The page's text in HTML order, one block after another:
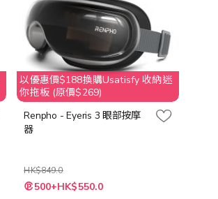
以優惠價$188換購Usatisfy 收納迷
你拖板 (原價$269)
Renpho - Eyeris 3 眼部按摩
器
HK$849.0
特
殊 500+HK$550.0